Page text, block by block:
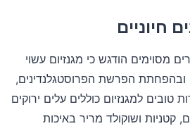
חיוניים
3, במחקרים מסוימים הודגש כי מגנזיום עשוי
ובהפחתת הפרשת הפרוסטגלנדינים,
טובים למגנזיום כוללים עלים ירוקים
קטניות ושוקולד מריר באיכות